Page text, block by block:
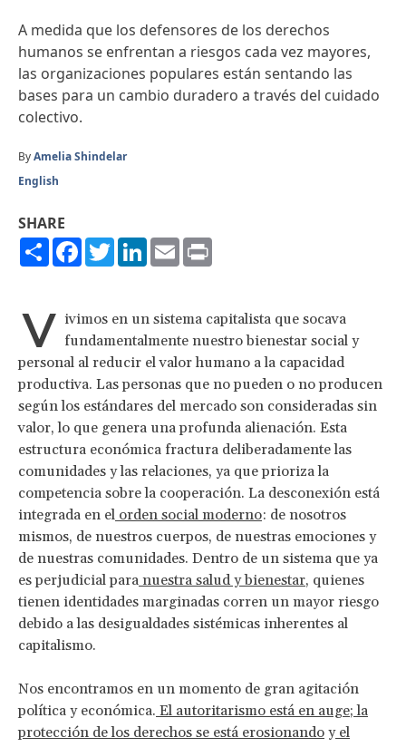
A medida que los defensores de los derechos
humanos se enfrentan a riesgos cada vez mayores,
las organizaciones populares están sentando las
bases para un cambio duradero a través del cuidado
colectivo.
ByAmelia Shindelar
English
SHARE
ShareFacebook
TwitterLinkedIn
Email
V ivimos en un sistema capitalista que socava
fundamentalmente nuestro bienestar social y
personal al reducir el valor humano a la capacidad
productiva. Las personas que no pueden o no producen
según los estándares del mercado son consideradas sin
valor, lo que genera una profunda alienación. Esta
estructura económica fractura deliberadamente las
comunidades y las relaciones, ya que prioriza la
competencia sobre la cooperación. La desconexión está
integrada en el orden social moderno: de nosotros
mismos, de nuestros cuerpos, de nuestras emociones y
de nuestras comunidades. Dentro de un sistema que ya
es perjudicial para nuestra salud y bienestar, quienes
tienen identidades marginadas corren un mayor riesgo
debido a las desigualdades sistémicas inherentes al
capitalismo.
Nos encontramos en un momento de gran agitación
política y económica. El autoritarismo está en auge; la
protección de los derechos se está erosionando yel